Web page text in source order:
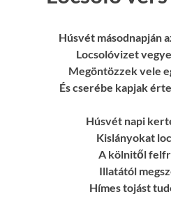
Húsvét másodnapján
Locsolóvizet
Megöntözzek vele
És cserébe kapjak
Húsvét napi
Kislányokat
A kölnitől
Illatától
Hímes tojást